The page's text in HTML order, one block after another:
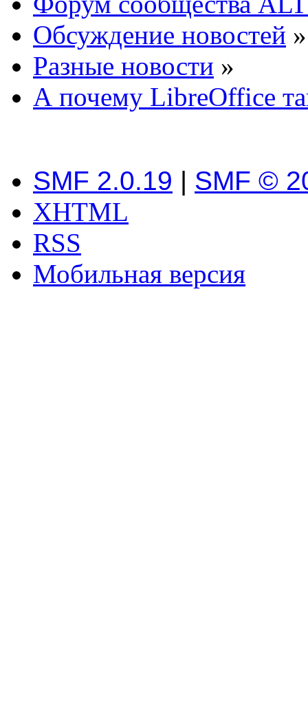
Обсуждение новостей »
Разные новости »
А почему LibreOffice
SMF 2.0.19 | SMF ©
XHTML
RSS
Мобильная версия